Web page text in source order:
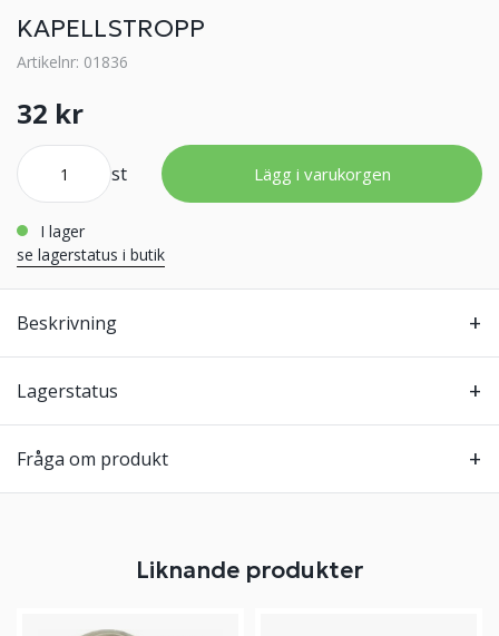
KAPELLSTROPP
Artikelnr: 01836
32 kr
st Lägg i varukorgen
i lager
se lagerstatus i butik
Beskrivning
Lagerstatus
Fråga om produkt
Liknande produkter